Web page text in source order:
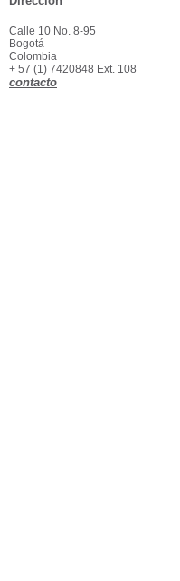
Calle 10 No. 8-95
Bogotá
Colombia
+ 57 (1) 7420848 Ext. 108
contacto